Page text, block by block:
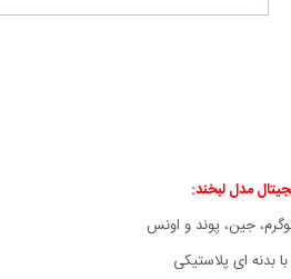
مدل لبخند:
بدنه ای پلاستیکی